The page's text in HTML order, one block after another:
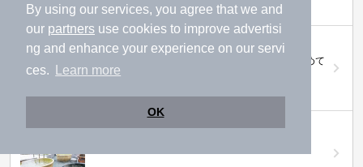
By using our services, you agree that we and
our partners use cookies to improve advertisi
ng and enhance your experience on our servi
ces.
Learn more
OK
岩盤浴特集
日本全国の岩盤浴情報だけをピックアップ。まとめて
検索！
ニフティ温泉ニュース